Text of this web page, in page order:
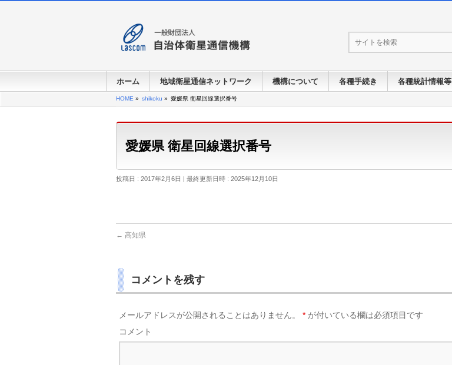
ホーム 地域衛星通信ネットワーク 機構について 各種手続き 各種統計情報等
HOME » shikoku » 愛媛県 衛星回線選択番号
愛媛県 衛星回線選択番号
投稿日 : 2017年2月6日 最終更新日時 : 2025年12月10日
← 高知県
コメントを残す
メールアドレスが公開されることはありません。 * が付いている欄は必須項目です
コメント